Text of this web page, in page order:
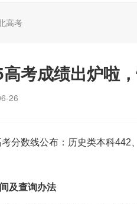
高考
考成绩出炉啦
26
分数线公布：历史类本科442
及查询办法